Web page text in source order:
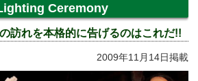
Ceremony
訪れを本格的に告げるのはこれだ!!
2009年11月14日掲載